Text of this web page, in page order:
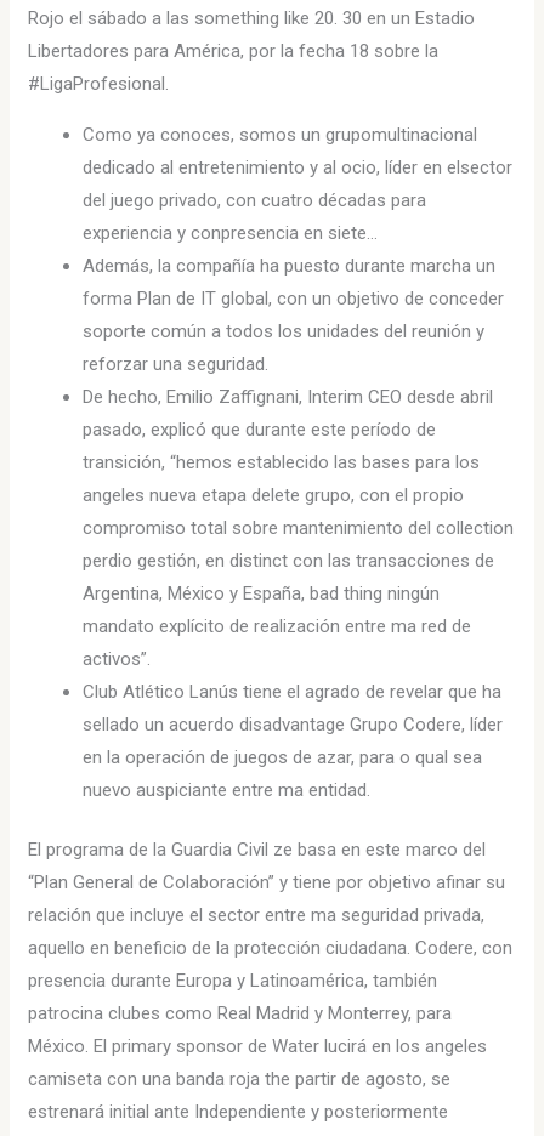
Rojo el sábado a las something like 20. 30 en un Estadio
Libertadores para América, por la fecha 18 sobre la
#LigaProfesional.
Como ya conoces, somos un grupomultinacional
dedicado al entretenimiento y al ocio, líder en elsector
del juego privado, con cuatro décadas para
experiencia y conpresencia en siete…
Además, la compañía ha puesto durante marcha un
forma Plan de IT global, con un objetivo de conceder
soporte común a todos los unidades del reunión y
reforzar una seguridad.
De hecho, Emilio Zaffignani, Interim CEO desde abril
pasado, explicó que durante este período de
transición, “hemos establecido las bases para los
angeles nueva etapa delete grupo, con el propio
compromiso total sobre mantenimiento del collection
perdio gestión, en distinct con las transacciones de
Argentina, México y España, bad thing ningún
mandato explícito de realización entre ma red de
activos”.
Club Atlético Lanús tiene el agrado de revelar que ha
sellado un acuerdo disadvantage Grupo Codere, líder
en la operación de juegos de azar, para o qual sea
nuevo auspiciante entre ma entidad.
El programa de la Guardia Civil ze basa en este marco del
“Plan General de Colaboración” y tiene por objetivo afinar su
relación que incluye el sector entre ma seguridad privada,
aquello en beneficio de la protección ciudadana. Codere, con
presencia durante Europa y Latinoamérica, también
patrocina clubes como Real Madrid y Monterrey, para
México. El primary sponsor de Water lucirá en los angeles
camiseta con una banda roja the partir de agosto, se
estrenará initial ante Independiente y posteriormente